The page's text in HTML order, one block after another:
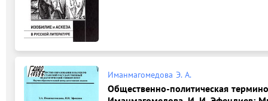
Иманмагомедова Э. А.
Общественно-политическая